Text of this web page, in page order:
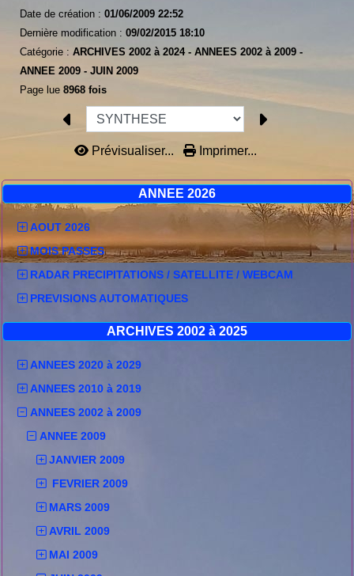
ANNEE 2026
AOUT 2026
MOIS PASSES
RADAR PRECIPITATIONS / SATELLITE / WEBCAM
PREVISIONS AUTOMATIQUES
ARCHIVES 2002 à 2025
ANNEES 2020 à 2029
ANNEES 2010 à 2019
ANNEES 2002 à 2009
ANNEE 2009
JANVIER 2009
FEVRIER 2009
MARS 2009
AVRIL 2009
MAI 2009
Date de création : 01/06/2009 22:52
Dernière modification : 09/02/2015 18:10
Catégorie : ARCHIVES 2002 à 2024 - ANNEES 2002 à 2009 -
ANNEE 2009 - JUIN 2009
Page lue 8968 fois
Prévisualiser... Imprimer...